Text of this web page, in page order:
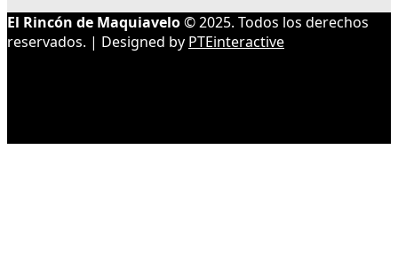
El Rincón de Maquiavelo© 2025. Todos los derechos
reservados. | Designed by PTEinteractive